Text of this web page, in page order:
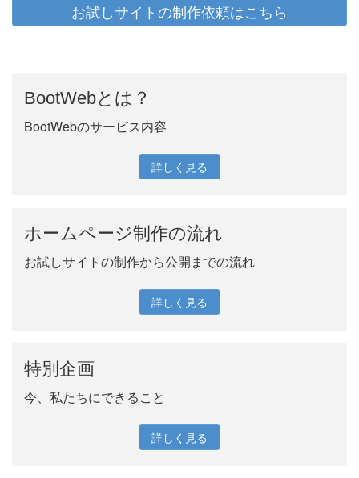
お試しサイトの制作依頼はこちら
BootWebとは？
BootWebのサービス内容
詳しく見る
ホームページ制作の流れ
お試しサイトの制作から公開までの流れ
詳しく見る
特別企画
今、私たちにできること
詳しく見る